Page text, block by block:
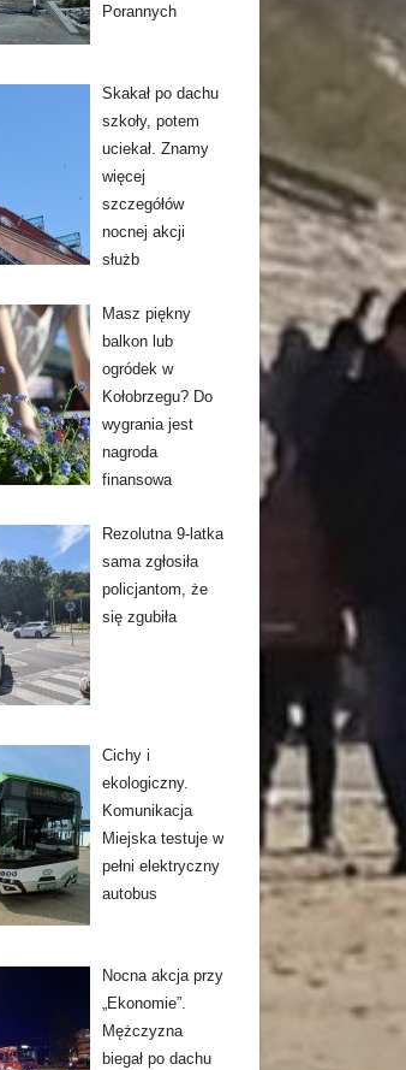
Porannych
Skakał po dachu
szkoły, potem
uciekał. Znamy
więcej
szczegółów
nocnej akcji
służb
Masz piękny
balkon lub
ogródek w
Kołobrzegu? Do
wygrania jest
nagroda
finansowa
Rezolutna 9-latka
sama zgłosiła
policjantom, że
się zgubiła
Cichy i
ekologiczny.
Komunikacja
Miejska testuje w
pełni elektryczny
autobus
Nocna akcja przy
„Ekonomie”.
Mężczyzna
biegał po dachu